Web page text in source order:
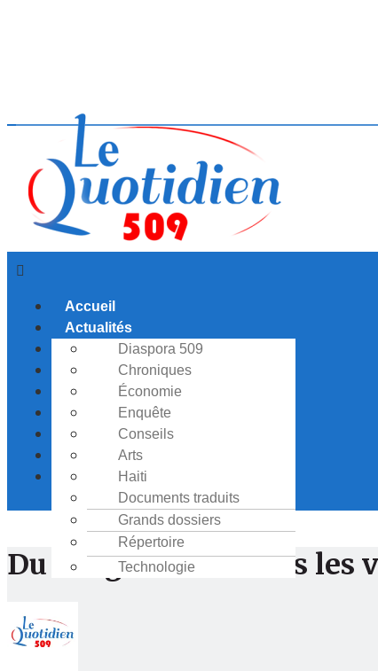
Accueil
Actualités
Diaspora 509
International
National
République Dominicaine
Revue de l’actualité
Communiqué de Presse
Editorial
Chroniques
L’edito 509
Finance
Économie
Finances personnelles
Le monde des affaires
Analyse
Enquête
Insertion Demandée
Le Monde Juridique
Opinion
Courrier des lecteurs
Portrait
Société
Conseils
Cuisine
Découverte
Education
Environnement
Santé
Technologie
Culture
Arts
Histoire
Littérature
Poésie
Sport
Haiti
Le monde sportif
Le monde sportif féminin
Bibliothèque
Documents traduits
Grands dossiers
Répertoire
Du sang haïtien dans les